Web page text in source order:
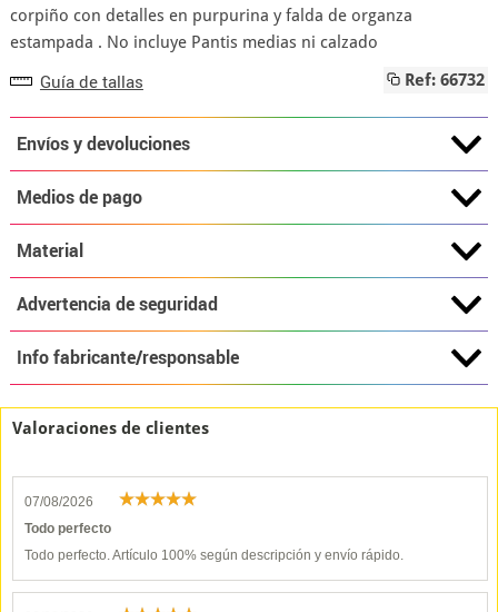
corpiño con detalles en purpurina y falda de organza
estampada . No incluye Pantis medias ni calzado
Guía de tallas Ref: 66732
Envíos y devoluciones
Medios de pago
Material
Advertencia de seguridad
Info fabricante/responsable
Valoraciones de clientes
07/08/2026
Todo perfecto
Todo perfecto. Artículo 100% según descripción y envío rápido.